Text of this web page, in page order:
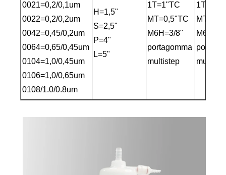
0021=0,2/0,1um
0022=0,2/0,2um
0042=0,45/0,2um
0064=0,65/0,45um
0104=1,0/0,45um
0106=1,0/0,65um
0108/1.0/0.8um
H=1,5"
S=2,5"
P=4"
L=5"
1T=1"TC
MT=0,5"TC
M6H=3/8"
portagomma
multistep